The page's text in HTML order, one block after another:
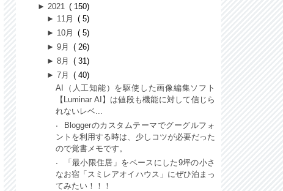
►2021
150
► 11月
5
► 10月
5
►9月
26
►8月
31
►7月
40
AI（人工知能）を駆使した画像編集ソフト
【Luminar AI】は値段も機能に対して信じら
れないレベ...
Bloggerのカスタムテーマでグーグルフォ
ントを利用する時は、少しコツが必要だった
ので覚書メモです。
「最小限住居」をベースにした9坪の小さ
なお宿「スミレアオイハウス」にぜひ泊まっ
てみたい！！！